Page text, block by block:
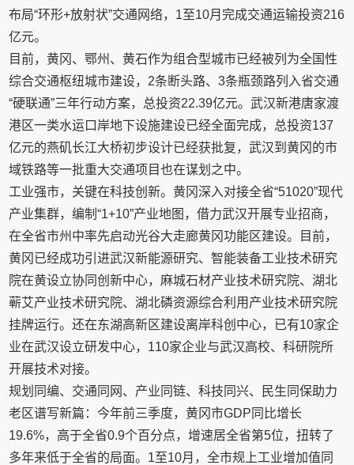
布局“环形+放射状”交通网络，1至10月完成交通运输投资216
亿元。
目前，黄冈、鄂州、黄石作为组合型城市已经被列为全国性
综合交通枢纽城市建设，2条断头路、3条瓶颈路列入省交通
“硬联通”三年行动方案，总投资22.39亿元。武汉新港唐家渡
港区一类水运口岸地下设施建设已经全面完成，总投资137
亿元的燕矶长江大桥初步设计已经获批复，武汉到黄冈的市
域铁路等一批重大交通项目也在谋划之中。
工业强市，关键在科技创新。黄冈深入对接全省“51020”现代
产业集群，编制“1+10”产业地图，借力武汉开展专业招商，
在全省市州中率先启动光谷大走廊黄冈功能区建设。目前，
黄冈已经成功引进武汉新能源研究、智能装备工业技术研究
院在黄设立协同创新中心，麻城石材产业技术研究院、湖北
蕲艾产业技术研究院、湖北磷资源综合利用产业技术研究院
挂牌运行。还在东湖高新区建设离岸科创中心，已有10家企
业在武汉设立研发中心，110家企业与武汉高校、科研院所
开展技术对接。
规划同编、交通同网、产业同链、科技同兴、民生同保助力
老区谱写新篇：今年前三季度，黄冈市GDP同比增长
19.6%，高于全省0.9个百分点，增速居全省第5位，扭转了
多年来低于全省的局面。1至10月，全市规上工业增加值同